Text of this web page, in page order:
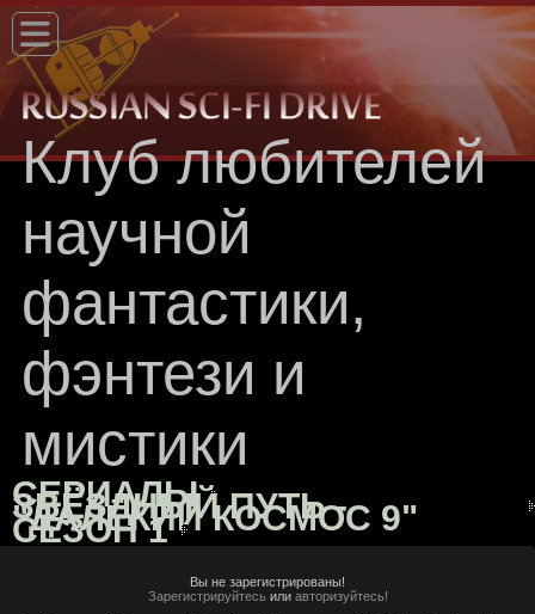
Клуб любителей
научной
фантастики,
фэнтези и
мистики
СЕРИАЛЫ
ЗВЁЗДНЫЙ ПУТЬ -
"ДАЛЁКИЙ КОСМОС 9"
СЕЗОН 1
Вы не зарегистрированы!
Зарегистрируйтесьили авторизуйтесь!